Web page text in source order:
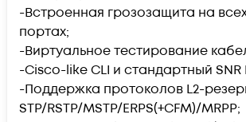
-Встроенная грозозащита на
портах;
-Виртуальное тестирование
-Cisco-like CLI и стандартный SNR
-Поддержка протоколов L2-
STP/RSTP/MSTP/ERPS(+CFM)/MRPP;